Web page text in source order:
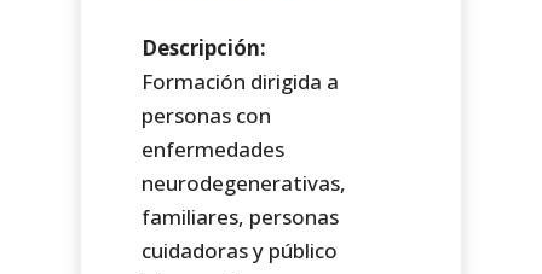
Descripción:
Formación dirigida a
personas con
enfermedades
neurodegenerativas,
familiares, personas
cuidadoras y público